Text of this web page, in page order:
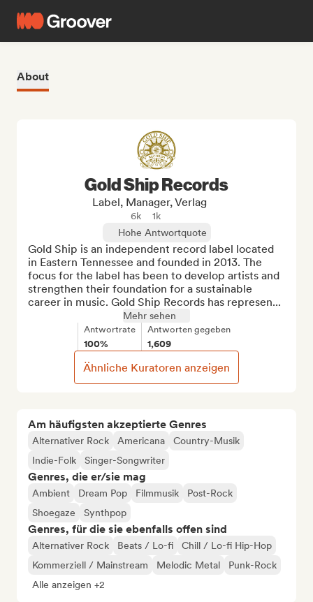
About
Am häufigsten akzeptierte Genres
Alternativer Rock Americana
Country-Musik
Indie-Folk
Singer-Songwriter
Genres, die er/sie mag
Ambient Dream Pop Filmmusik
Post-Rock
Shoegaze
Synthpop
Genres, für die sie ebenfalls offen sind
Alternativer Rock Beats / Lo-fi
Chill / Lo-fi Hip-Hop
Kommerziell / Mainstream
Melodic Metal
Punk-Rock
Alle anzeigen +2
Gold Ship Records
Label, Manager, Verlag
6k
1k
Hohe Antwortquote
Gold Ship is an independent record label located
in Eastern Tennessee and founded in 2013. The
focus for the label has been to develop artists and
strengthen their foundation for a sustainable
career in music. Gold Ship Records has represen...
Mehr sehen
Antwortrate
100%
Antworten gegeben
1,609
Ähnliche Kuratoren anzeigen